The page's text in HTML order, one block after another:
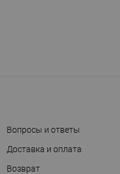
Вопросы и ответы
Доставка и оплата
Возврат